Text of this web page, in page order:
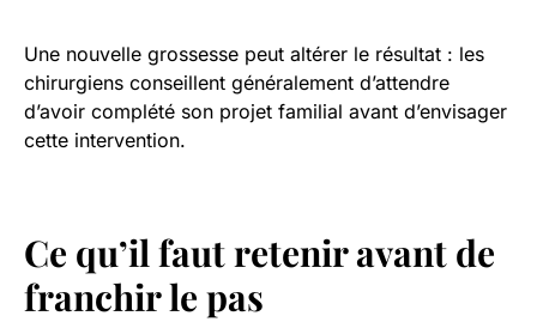
Une nouvelle grossesse peut altérer le résultat : les
chirurgiens conseillent généralement d’attendre
d’avoir complété son projet familial avant d’envisager
cette intervention.
Ce qu’il faut retenir avant de
franchir le pas